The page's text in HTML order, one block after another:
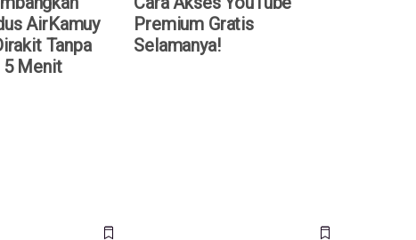
AirKamuy
Tanpa
5 Menit
Premium Gratis
Selamanya!